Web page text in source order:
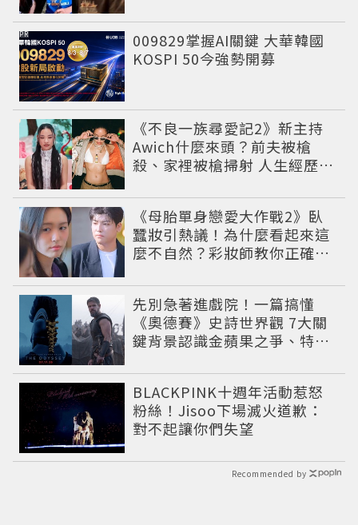
009829掌握AI關鍵 大華韓國
KOSPI 50今強勢開募
PR
《不良一族尋愛記2》新主持
Awich什麼來頭？前夫被槍
殺、家裡被槍掃射 人生經歷比
《母胎單身戀愛大作戰2》臥
蠶妝引熱議！為什麼看起來這
麼不自然？彩妝師教你正確畫
先別急著進戲院！一篇搞懂
《奧德賽》史詩世界觀 7大關
鍵背景認識金蘋果之爭、特洛
BLACKPINK十週年活動惹怒
粉絲！Jisoo下場滅火道歉：
對不起讓你們失望
Recommended by